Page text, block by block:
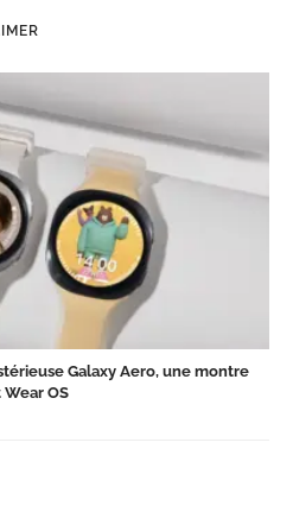
Galaxy Aero, une montre
OS